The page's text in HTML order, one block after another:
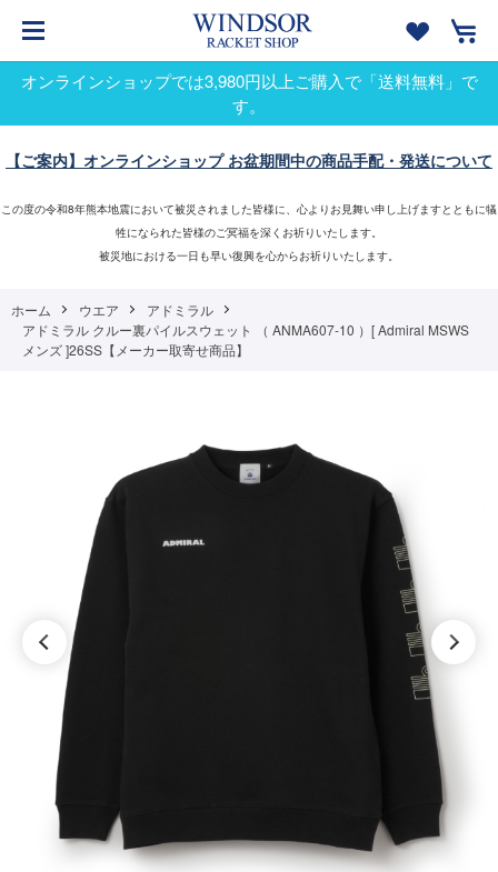
オンラインショップでは3,980円以上ご購入で「送料無料」で
す。
【ご案内】オンラインショップ お盆期間中の商品手配・発送について
この度の令和8年熊本地震において被災されました皆様に、心よりお見舞い申し上げますとともに犠
牲になられた皆様のご冥福を深くお祈りいたします。
被災地における一日も早い復興を心からお祈りいたします。
ホーム ウエア
アドミラル
アドミラル クルー裏パイルスウェット （ ANMA607-10 ）[ Admiral MSWS
メンズ ]26SS【メーカー取寄せ商品】